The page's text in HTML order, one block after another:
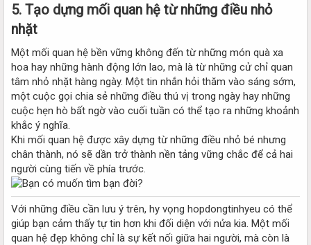
5. Tạo dựng mối quan hệ từ những điều nhỏ
nhặt
Một mối quan hệ bền vững không đến từ những món quà xa
hoa hay những hành động lớn lao, mà là từ những cử chỉ quan
tâm nhỏ nhặt hàng ngày. Một tin nhắn hỏi thăm vào sáng sớm,
một cuộc gọi chia sẻ những điều thú vị trong ngày hay những
cuộc hẹn hò bất ngờ vào cuối tuần có thể tạo ra những khoảnh
khắc ý nghĩa.
Khi mối quan hệ được xây dựng từ những điều nhỏ bé nhưng
chân thành, nó sẽ dần trở thành nền tảng vững chắc để cả hai
người cùng tiến về phía trước.
Với những điều cần lưu ý trên, hy vọng hopdongtinhyeu có thể
giúp bạn cảm thấy tự tin hơn khi đối diện với nửa kia. Một mối
quan hệ đẹp không chỉ là sự kết nối giữa hai người, mà còn là